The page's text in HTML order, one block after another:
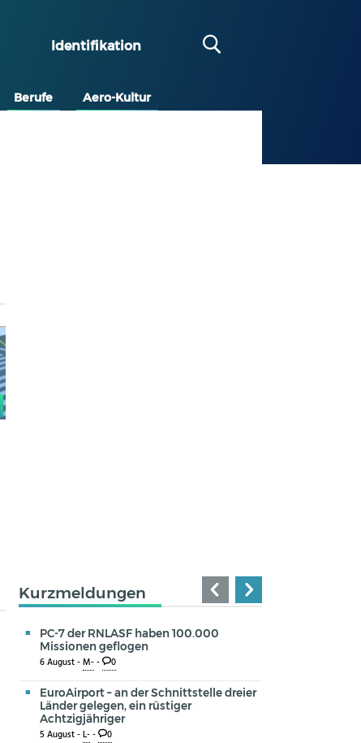
Identifikation
Berufe Aero-Kultur
Kurzmeldungen
PC-7 der RNLASF haben 100.000
Missionen geflogen
6 August -M-- 0
EuroAirport – an der Schnittstelle dreier
Länder gelegen, ein rüstiger
Achtzigjähriger
5 August -L-- 0